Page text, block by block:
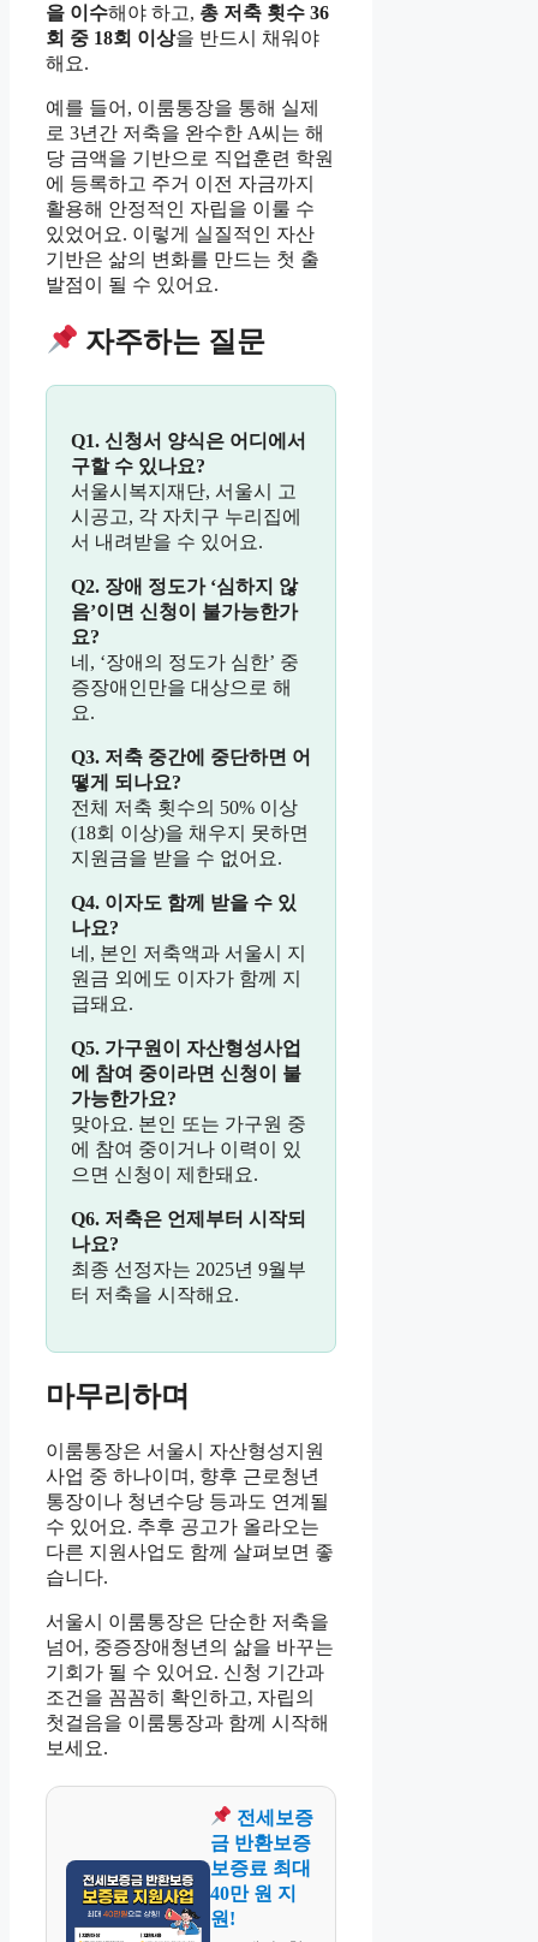
을 이수해야 하고, 총 저축 횟수 36
회 중 18회 이상을 반드시 채워야
해요.
예를 들어, 이룸통장을 통해 실제
로 3년간 저축을 완수한 A씨는 해
당 금액을 기반으로 직업훈련 학원
에 등록하고 주거 이전 자금까지
활용해 안정적인 자립을 이룰 수
있었어요. 이렇게 실질적인 자산
기반은 삶의 변화를 만드는 첫 출
발점이 될 수 있어요.
자주하는 질문
Q1. 신청서 양식은 어디에서
구할 수 있나요?
서울시복지재단, 서울시 고
시공고, 각 자치구 누리집에
서 내려받을 수 있어요.
Q2. 장애 정도가 ‘심하지 않
음’이면 신청이 불가능한가
요?
네, ‘장애의 정도가 심한’ 중
증장애인만을 대상으로 해
요.
Q3. 저축 중간에 중단하면 어
떻게 되나요?
전체 저축 횟수의 50% 이상
(18회 이상)을 채우지 못하면
지원금을 받을 수 없어요.
Q4. 이자도 함께 받을 수 있
나요?
네, 본인 저축액과 서울시 지
원금 외에도 이자가 함께 지
급돼요.
Q5. 가구원이 자산형성사업
에 참여 중이라면 신청이 불
가능한가요?
맞아요. 본인 또는 가구원 중
에 참여 중이거나 이력이 있
으면 신청이 제한돼요.
Q6. 저축은 언제부터 시작되
나요?
최종 선정자는 2025년 9월부
터 저축을 시작해요.
마무리하며
이룸통장은 서울시 자산형성지원
사업 중 하나이며, 향후 근로청년
통장이나 청년수당 등과도 연계될
수 있어요. 추후 공고가 올라오는
다른 지원사업도 함께 살펴보면 좋
습니다.
서울시 이룸통장은 단순한 저축을
넘어, 중증장애청년의 삶을 바꾸는
기회가 될 수 있어요. 신청 기간과
조건을 꼼꼼히 확인하고, 자립의
첫걸음을 이룸통장과 함께 시작해
보세요.
전세보증
금 반환보증
보증료 최대
40만 원 지
원!